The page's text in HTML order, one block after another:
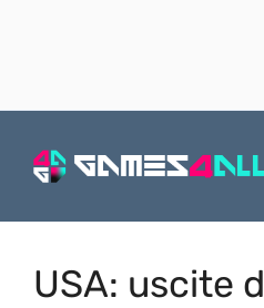
USA: uscite